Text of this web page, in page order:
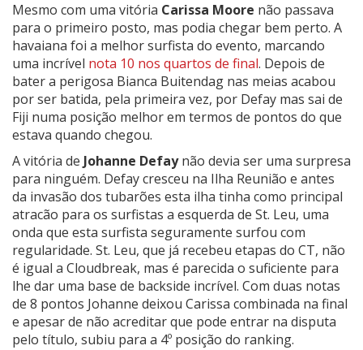
Mesmo com uma vitória Carissa Moore não passava
para o primeiro posto, mas podia chegar bem perto. A
havaiana foi a melhor surfista do evento, marcando
uma incrível nota 10 nos quartos de final. Depois de
bater a perigosa Bianca Buitendag nas meias acabou
por ser batida, pela primeira vez, por Defay mas sai de
Fiji numa posição melhor em termos de pontos do que
estava quando chegou.
A vitória de Johanne Defaynão devia ser uma surpresa
para ninguém. Defay cresceu na Ilha Reunião e antes
da invasão dos tubarões esta ilha tinha como principal
atracão para os surfistas a esquerda de St. Leu, uma
onda que esta surfista seguramente surfou com
regularidade. St. Leu, que já recebeu etapas do CT, não
é igual a Cloudbreak, mas é parecida o suficiente para
lhe dar uma base de backside incrível. Com duas notas
de 8 pontos Johanne deixou Carissa combinada na final
e apesar de não acreditar que pode entrar na disputa
pelo título, subiu para a 4º posição do ranking.